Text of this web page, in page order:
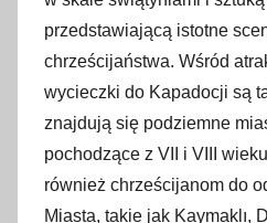
przedstawiającą istotne
chrześcijaństwa. Wśród
wycieczki do Kapadocji są
znajdują się podziemne
pochodzące z VII i VIII
również chrześcijanom do
Miasta, takie jak Kaymaklı,